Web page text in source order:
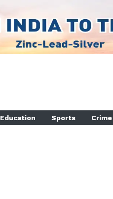
Education Sports Crime